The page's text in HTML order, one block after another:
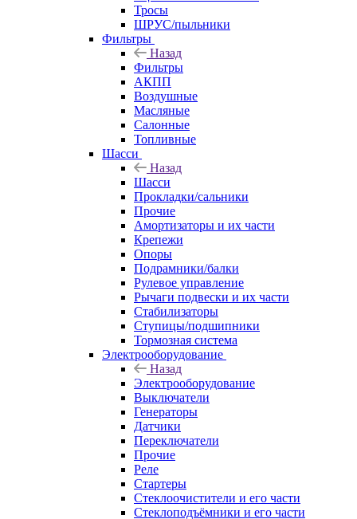
Тросы
ШРУС/пыльники
Фильтры
Назад
Фильтры
АКПП
Воздушные
Масляные
Салонные
Топливные
Шасси
Назад
Шасси
Прокладки/сальники
Прочие
Амортизаторы и их части
Крепежи
Опоры
Подрамники/балки
Рулевое управление
Рычаги подвески и их части
Стабилизаторы
Ступицы/подшипники
Тормозная система
Электрооборудование
Назад
Электрооборудование
Выключатели
Генераторы
Датчики
Переключатели
Прочие
Реле
Стартеры
Стеклоочистители и его части
Стеклоподъёмники и его части